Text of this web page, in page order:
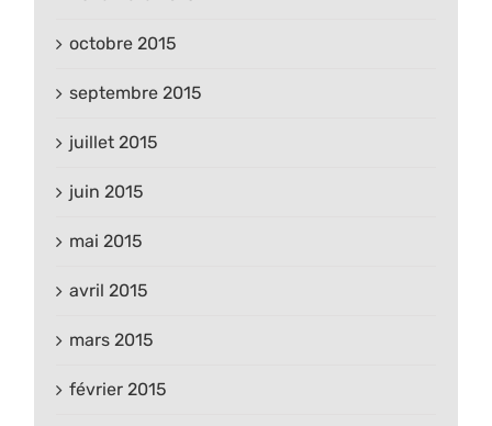
octobre 2015
septembre 2015
juillet 2015
juin 2015
mai 2015
avril 2015
mars 2015
février 2015